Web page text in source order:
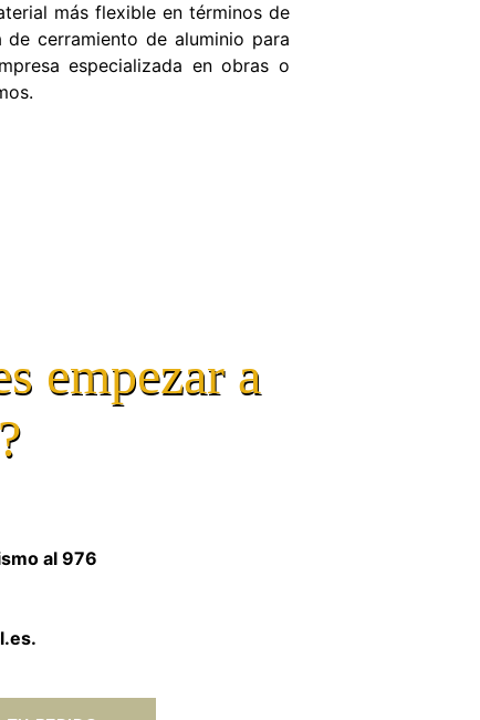
más flexible en términos de
cerramiento de aluminio para
especializada en obras o
empezar a
al 976